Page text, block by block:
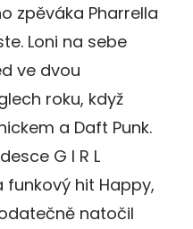
zpěváka Pharrella
Loni na sebe
ve dvou
roku, když
a Daft Punk.
G I R L
hit Happy,
natočil